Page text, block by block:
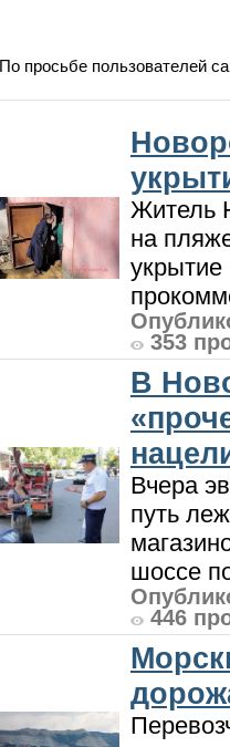
По просьбе пользователей
Житель
на
353
В
Вчера
путь
шоссе
446